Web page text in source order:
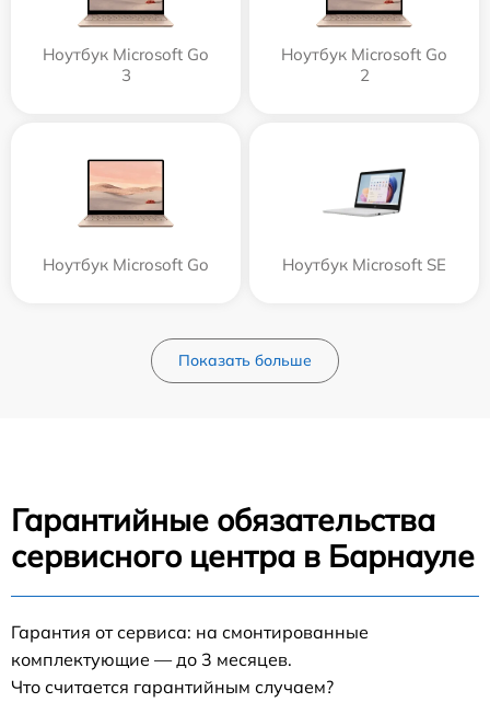
Ноутбук Microsoft Go
3
Ноутбук Microsoft Go
2
Ноутбук Microsoft Go Ноутбук Microsoft SE
Показать больше
Гарантийные обязательства
сервисного центра в Барнауле
Гарантия от сервиса: на смонтированные
комплектующие — до 3 месяцев.
Что считается гарантийным случаем?